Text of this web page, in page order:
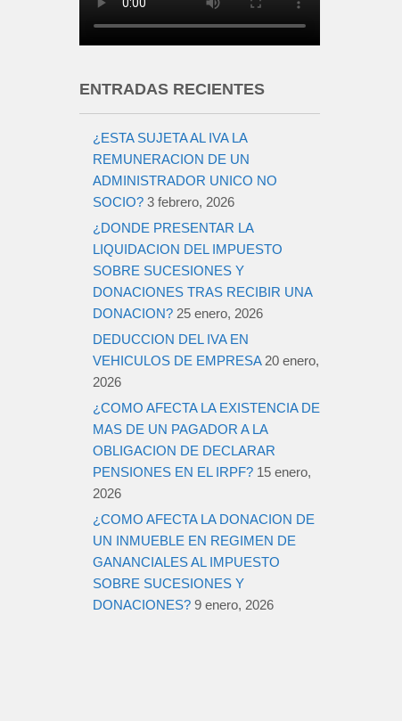
ENTRADAS RECIENTES
¿ESTA SUJETA AL IVA LA
REMUNERACION DE UN
ADMINISTRADOR UNICO NO
SOCIO? 3 febrero, 2026
¿DONDE PRESENTAR LA
LIQUIDACION DEL IMPUESTO
SOBRE SUCESIONES Y
DONACIONES TRAS RECIBIR UNA
DONACION? 25 enero, 2026
DEDUCCION DEL IVA EN
VEHICULOS DE EMPRESA 20 enero,
2026
¿COMO AFECTA LA EXISTENCIA DE
MAS DE UN PAGADOR A LA
OBLIGACION DE DECLARAR
PENSIONES EN EL IRPF? 15 enero,
2026
¿COMO AFECTA LA DONACION DE
UN INMUEBLE EN REGIMEN DE
GANANCIALES AL IMPUESTO
SOBRE SUCESIONES Y
DONACIONES? 9 enero, 2026